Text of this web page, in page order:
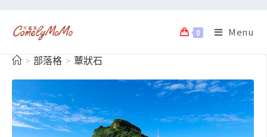
0 Menu
> 部落格 > 蕈狀石